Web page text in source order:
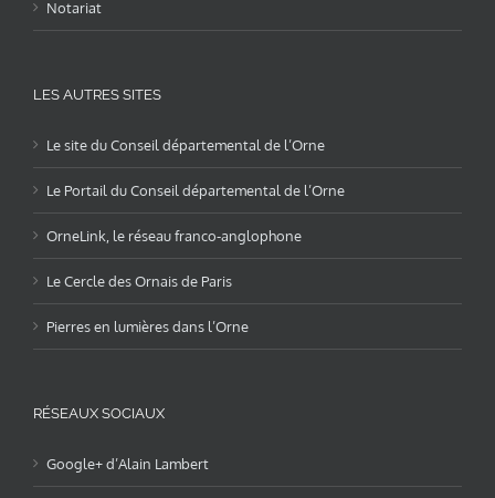
Notariat
LES AUTRES SITES
Le site du Conseil départemental de l’Orne
Le Portail du Conseil départemental de l’Orne
OrneLink, le réseau franco-anglophone
Le Cercle des Ornais de Paris
Pierres en lumières dans l’Orne
RÉSEAUX SOCIAUX
Google+ d’Alain Lambert